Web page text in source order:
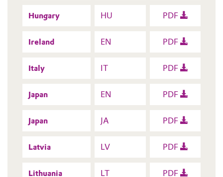
Hungary HU PDF
Ireland EN PDF
Italy IT PDF
Japan EN PDF
Japan JA PDF
Latvia LV PDF
Lithuania LT PDF